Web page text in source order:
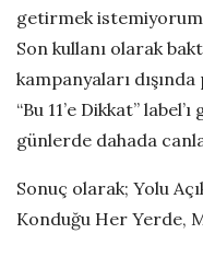
getirmek
Son kullanı olarak
kampanyaları
“Bu 11’e Dikkat”
günlerde dahada
Sonuç olarak; Yolu
Konduğu Her Yerde,